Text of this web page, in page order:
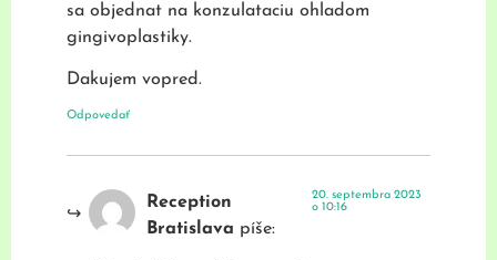
sa objednat na konzulataciu ohladom
gingivoplastiky.
Dakujem vopred.
Odpovedať
Reception
Bratislava píše:
20. septembra 2023
o 10:16